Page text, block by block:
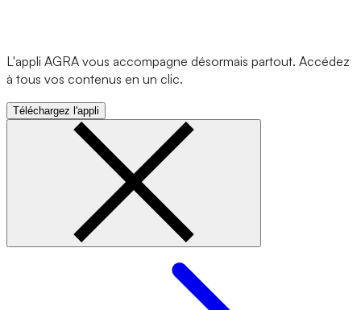
L'appli AGRA vous accompagne désormais partout. Accédez
à tous vos contenus en un clic.
Téléchargez l'appli